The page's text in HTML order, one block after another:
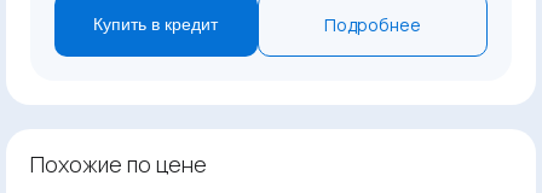
Купить в кредит Подробнее
Похожие по цене